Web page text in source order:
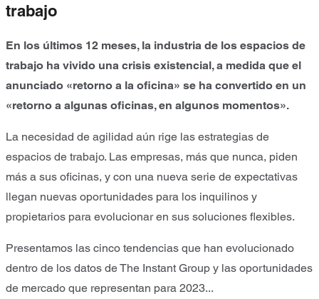
trabajo
En los últimos 12 meses, la industria de los espacios de
trabajo ha vivido una crisis existencial, a medida que el
anunciado «retorno a la oficina» se ha convertido en un
«retorno a algunas oficinas, en algunos momentos».
La necesidad de agilidad aún rige las estrategias de
espacios de trabajo. Las empresas, más que nunca, piden
más a sus oficinas, y con una nueva serie de expectativas
llegan nuevas oportunidades para los inquilinos y
propietarios para evolucionar en sus soluciones flexibles.
Presentamos las cinco tendencias que han evolucionado
dentro de los datos de The Instant Group y las oportunidades
de mercado que representan para 2023...